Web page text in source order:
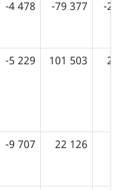
-4 478 -79 377 -
-5 229 101 503
-9 707 22 126